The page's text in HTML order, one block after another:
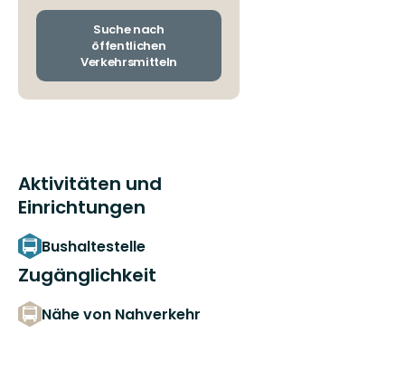
Ankunftshaltestellen
Suche nach
öffentlichen
Verkehrsmitteln
Aktivitäten und
Einrichtungen
Bushaltestelle
Zugänglichkeit
Nähe von Nahverkehr